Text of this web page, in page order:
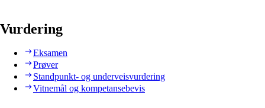
Vurdering
Eksamen
Prøver
Standpunkt- og underveisvurdering
Vitnemål og kompetansebevis